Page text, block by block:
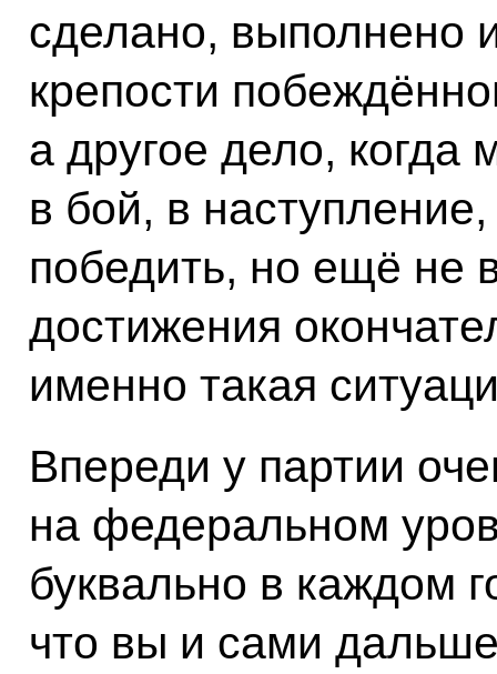
сделано, выполнено
крепости
а другое дело, когда
в бой, в
победить, но ещё не
достижения
именно такая
Впереди у партии
на федеральном
буквально в каждом
что вы и сами